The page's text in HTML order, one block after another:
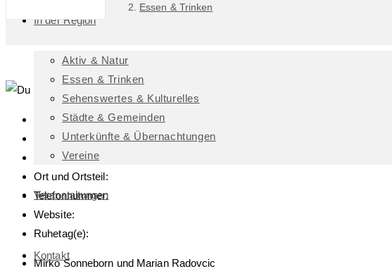
In der Region
Aktiv & Natur
Essen & Trinken
Sehenswertes & Kulturelles
Städte & Gemeinden
Unterkünfte & Übernachtungen
Vereine
Veranstaltungen
Kontakt
Essen & Trinken
Geschäftsführung/Inhaber:in:
Straße, Haus-Nr.:
PLZ:
Ort und Ortsteil:
Telefonnummer:
Website:
Ruhetag(e):
Mirko Sonneborn und Marian Radovcic